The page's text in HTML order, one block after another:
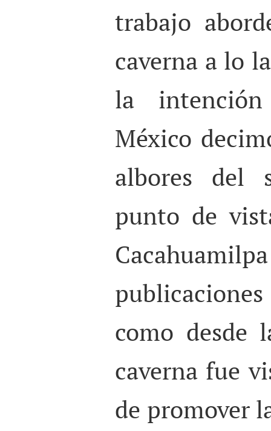
trabajo
caverna a lo
la
México
albores del
punto de
como desde
caverna fue
de promover